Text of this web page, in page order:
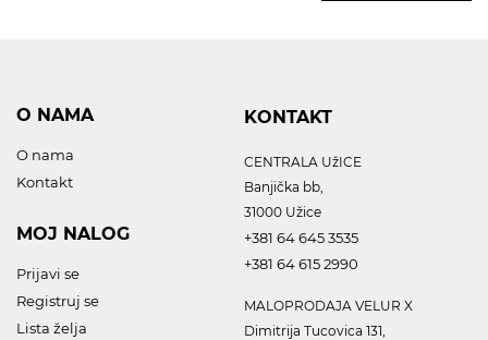
O NAMA
O nama
Kontakt
MOJ NALOG
Prijavi se
Registruj se
Lista želja
KONTAKT
CENTRALA UžICE
Banjička bb,
31000 Užice
+381 64 645 3535
+381 64 615 2990
MALOPRODAJA VELUR X
Dimitrija Tucovica 131,